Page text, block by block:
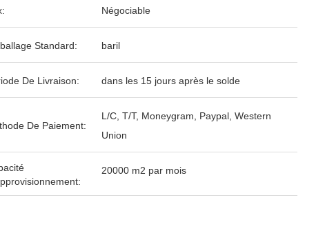
Négociable
Standard: baril
De Livraison: dans les 15 jours après le solde
De Paiement:
L/C, T/T, Moneygram, Paypal, Western
Union
20000 m2 par mois